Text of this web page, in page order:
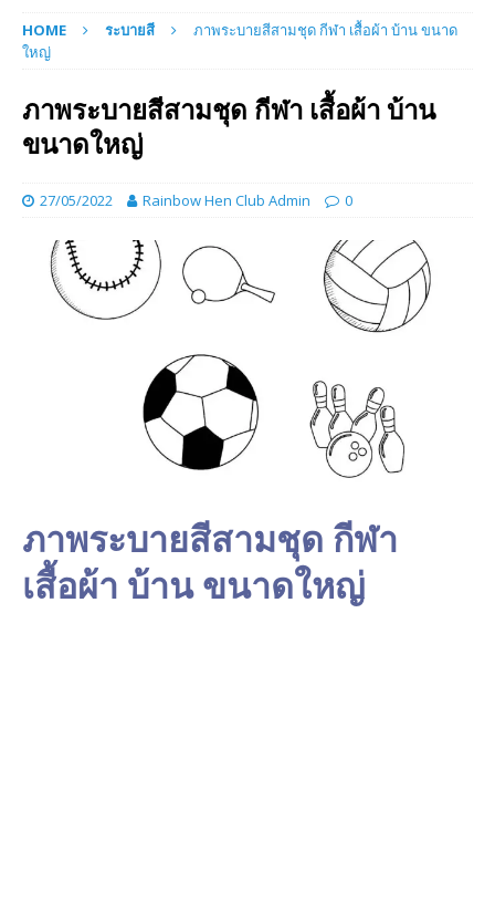
HOME ระบายสี
ภาพระบายสีสามชุด กีฬา เสื้อผ้า บ้าน ขนาด
ใหญ่
ภาพระบายสีสามชุด กีฬา เสื้อผ้า บ้าน
ขนาดใหญ่
27/05/2022 Rainbow Hen Club Admin 0
ภาพระบายสีสามชุด กีฬา
เสื้อผ้า บ้าน ขนาดใหญ่